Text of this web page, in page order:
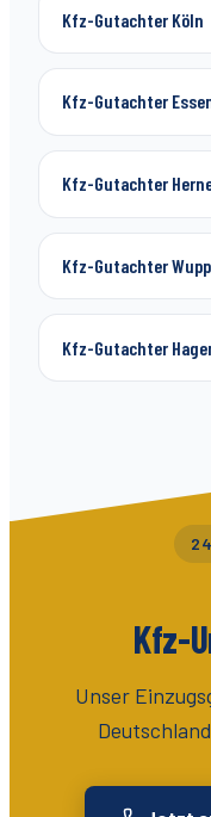
Kfz-Gutachter Köln
Kfz-Gutachter
Kfz-Gutachter
Kfz-Gutachter
Kfz-Gutachter
Kfz-
Unser
Deutschland